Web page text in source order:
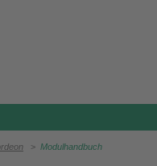
> Modulhandbuch